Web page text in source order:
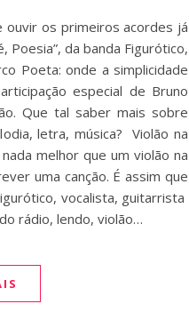
ouvir os primeiros acordes já
Poesia”, da banda Figurótico,
Poeta: onde a simplicidade
especial de Bruno
Que tal saber mais sobre
letra, música? Violão na
melhor que um violão na
uma canção. É assim que
vocalista, guitarrista
rádio, lendo, violão…